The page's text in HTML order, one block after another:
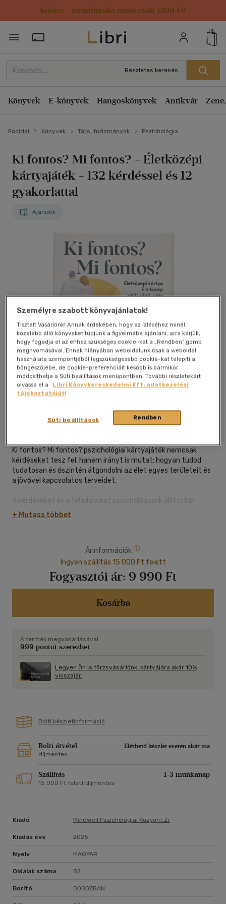
Kulacs / strandtáska most csak 1499 Ft!
Törzsvásárlói Kártya adatai
Részletes keresés
Könyvek E-könyvek Hangoskönyvek Antikvár
Főoldal Könyvek Társ. tudományok Pszichológia
Ki fontos? Mi fontos? - Életközépi
kártyajáték - 132 kérdéssel és 12
gyakorlattal
Ajándék
Kívánságlistához adom Megosztom
Mindwell Pszichológiai Központ Zr 2025|magyar nyelvű
Ki fontos? Mi fontos? pszichológiai kártyajáték nemcsak
kérdéseket tesz fel, hanem irányt is mutat: hogyan tudod
tudatosan és őszintén átgondolni az élet egyes területeit és
a jövővel kapcsolatos terveidet.
A kérdéseket és a feladatokat pszichológusok állították
össze, ezért segítenek az életközepi újratervezést
könnyebbé és tudatosabbá tenni.
+ Mutass többet
Árinformációk
Ingyen szállítás 15 000 Ft felett
Fogyasztói ár: 9 990 Ft
Kosárba
A termék megvásárlásával
999 pontot szerezhet
Legyen Ön is törzsvásárlónk, kártyájára akár 10%
visszajár.
Bolti készletinformáció
Bolti átvétel
Elérhető készlet esetén akár ma
díjmentes
Szállítás 1-3 munkanap
15 000 Ft felett díjmentes
Kiadó Mindwell Pszichológiai Központ Zr
Kiadás éve 2025
Nyelv MAGYAR
Oldalak száma: 82
Borító DOBOZBAN
Személyre szabott könyvajánlatok!
Tisztelt Vásárlónk! Annak érdekében, hogy az ízléséhez minél
közelebb álló könyveket tudjunk a figyelmébe ajánlani, arra kérjük,
hogy fogadja el az ehhez szükséges cookie-kat a „Rendben” gomb
megnyomásával. Ennek hiányában weboldalunk csak a weboldal
használata szempontjából legszükségesebb cookie-kat telepíti a
böngészőjébe, de cookie-preferenciáit később is bármikor
módosíthatja a Süti beállítások menüpontban. További részletekért
olvassa el a
Libri Könyvkereskedelmi Kft. adatkezelési
tájékoztatóját!
Rendben
Süti beállítások